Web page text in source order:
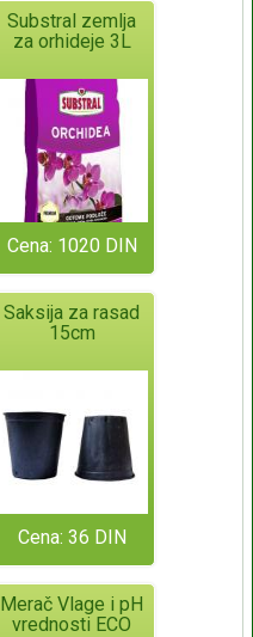
Substral zemlja
za orhideje 3L
Cena: 1020 DIN
Saksija za rasad
15cm
Cena: 36 DIN
Merač Vlage i pH
vrednosti ECO